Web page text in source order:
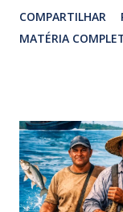
vereadora e irmão
Rodrigues e Zeca
família foi atingido
mesma
diversas latas de
interior do
COMPARTILHAR
MATÉRIA